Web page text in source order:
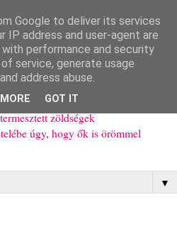
egészséges ételeket
(mert a papírfecniket folyton
(mint régen, csak ez nem
zöldségek
úgy, hogy ők is örömmel
▼
Google to deliver its services
IP address and user-agent are
performance and security
service, generate usage
address abuse.
GOT IT